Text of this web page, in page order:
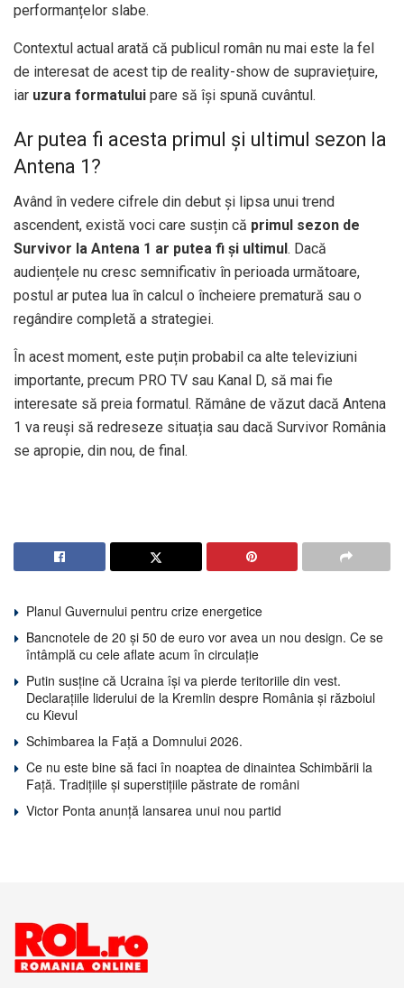
performanțelor slabe.
Contextul actual arată că publicul român nu mai este la fel
de interesat de acest tip de reality-show de supraviețuire,
iar uzura formatului pare să își spună cuvântul.
Ar putea fi acesta primul și ultimul sezon la
Antena 1?
Având în vedere cifrele din debut și lipsa unui trend
ascendent, există voci care susțin că primul sezon de
Survivor la Antena 1 ar putea fi și ultimul. Dacă
audiențele nu cresc semnificativ în perioada următoare,
postul ar putea lua în calcul o încheiere prematură sau o
regândire completă a strategiei.
În acest moment, este puțin probabil ca alte televiziuni
importante, precum PRO TV sau Kanal D, să mai fie
interesate să preia formatul. Rămâne de văzut dacă Antena
1 va reuși să redreseze situația sau dacă Survivor România
se apropie, din nou, de final.
Planul Guvernului pentru crize energetice
Bancnotele de 20 și 50 de euro vor avea un nou design. Ce se
întâmplă cu cele aflate acum în circulație
Putin susține că Ucraina își va pierde teritoriile din vest.
Declarațiile liderului de la Kremlin despre România și războiul
cu Kievul
Schimbarea la Față a Domnului 2026.
Ce nu este bine să faci în noaptea de dinaintea Schimbării la
Față. Tradițiile și superstițiile păstrate de români
Victor Ponta anunță lansarea unui nou partid